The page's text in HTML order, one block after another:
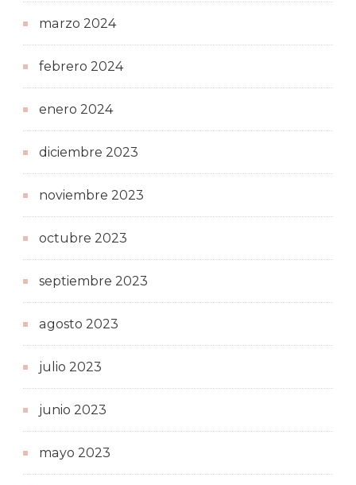
marzo 2024
febrero 2024
enero 2024
diciembre 2023
noviembre 2023
octubre 2023
septiembre 2023
agosto 2023
julio 2023
junio 2023
mayo 2023